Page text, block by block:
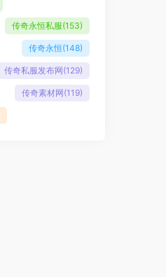
传奇永恒私服(153)
传奇永恒(148)
传奇私服发布网(129)
传奇素材网(119)